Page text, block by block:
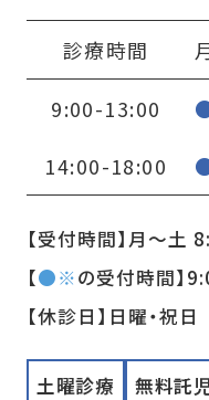
診療時間
9:00-13:00
14:00-18:00
【受付時間】月〜土
【●※の受付時間】
【休診日】日曜・祝日
土曜診療 無料託